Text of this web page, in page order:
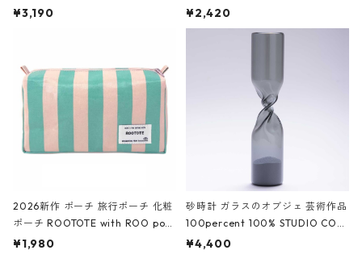
ファスナーポーチ 撥水加工 トラベ
ーガンディー、オフホワイト
¥3,190
大きめ 撥水加工 収納ポーチ CRO
CODILE/Black クロコダイル/ブラ
¥2,420
2026新作 ポーチ 旅行ポーチ 化粧
ポーチ ROOTOTE with ROO pou
ch 3532 ルートート WR.ポーチ.ラ
¥1,980
砂時計 ガラスのオブジェ 芸術作品
100percent 100% STUDIO COH
AKU Timeless 100パーセント ス
¥4,400